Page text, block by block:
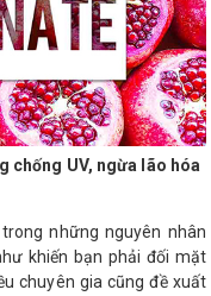
chống UV, ngừa lão hóa
những nguyên nhân
khiến bạn phải đối mặt
chuyên gia cũng đề xuất